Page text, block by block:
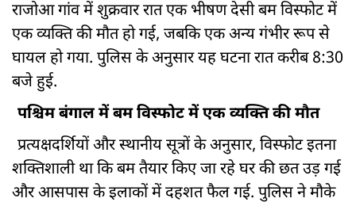
राजोआ गांव में शुक्रवार रात एक भीषण देसी बम विस्फोट में
एक व्यक्ति की मौत हो गई, जबकि एक अन्य गंभीर रूप से
घायल हो गया. पुलिस के अनुसार यह घटना रात करीब 8:30
बजे हुई.
पश्चिम बंगाल में बम विस्फोट में एक व्यक्ति की मौत
प्रत्यक्षदर्शियों और स्थानीय सूत्रों के अनुसार, विस्फोट इतना
शक्तिशाली था कि बम तैयार किए जा रहे घर की छत उड़ गई
और आसपास के इलाकों में दहशत फैल गई. पुलिस ने मौके